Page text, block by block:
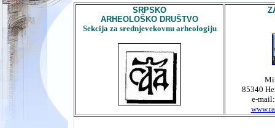
SRPSKO
ARHEOLOŠKO DRUŠTVO
Sekcija za srednjevekovnu arheologiju
85340
e-